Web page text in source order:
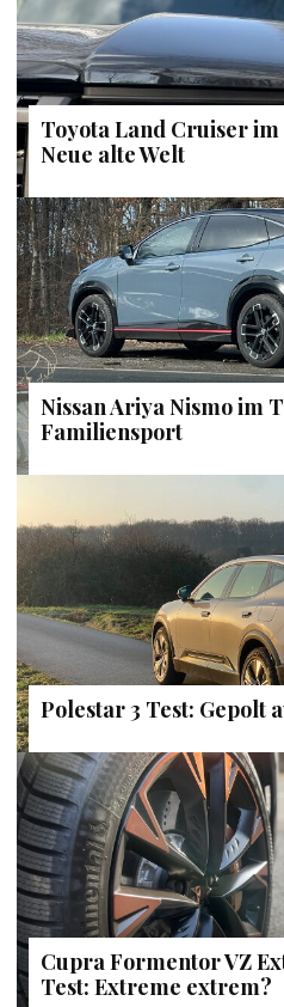
Toyota Land Cruiser im
Neue alte Welt
Nissan Ariya Nismo im
Familiensport
Polestar 3 Test: Gepolt
Cupra Formentor VZ
Test: Extreme extrem?